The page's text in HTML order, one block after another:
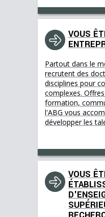
VOUS
Partout dans le
recrutent des
disciplines pour
complexes.
formation,
l'ABG vous
développer les
VOUS